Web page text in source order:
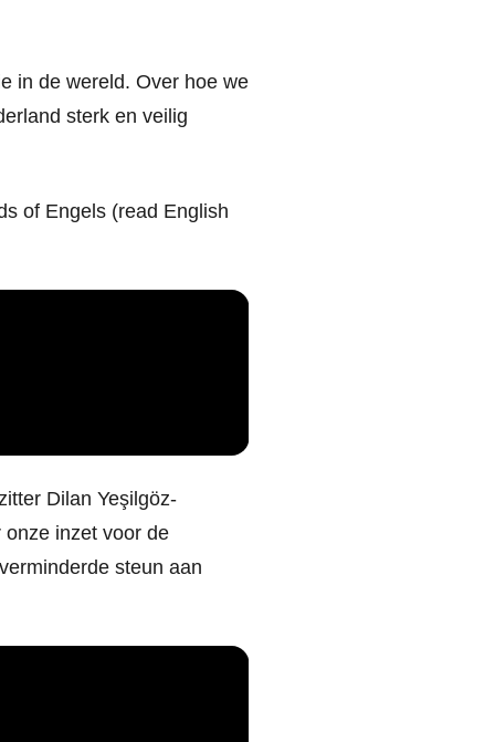
in de wereld. Over hoe we
sterk en veilig
of Engels (read English
Dilan Yeşilgöz-
inzet voor de
steun aan